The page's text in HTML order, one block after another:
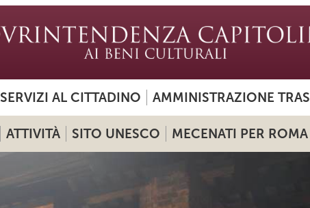
SERVIZI AL CITTADINO AMMINISTRAZIONE
ATTIVITÀ SITO UNESCO MECENATI PER ROMA